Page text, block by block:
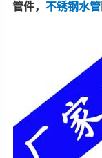
管件，不锈钢水管